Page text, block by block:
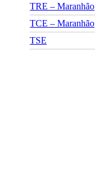
TRE – Maranhão
TCE – Maranhão
TSE